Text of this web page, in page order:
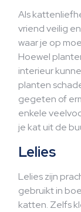
Als
vriend veilig
waar je op
Hoewel
interieur
planten
gegeten of
enkele
je kat uit de
Lelies
Lelies zijn
gebruikt in
katten. Zelfs